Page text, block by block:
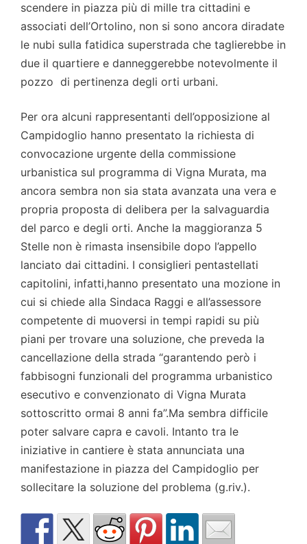
scendere in piazza più di mille tra cittadini e
associati dell’Ortolino, non si sono ancora diradate
le nubi sulla fatidica superstrada che taglierebbe in
due il quartiere e danneggerebbe notevolmente il
pozzo di pertinenza degli orti urbani.
Per ora alcuni rappresentanti dell’opposizione al
Campidoglio hanno presentato la richiesta di
convocazione urgente della commissione
urbanistica sul programma di Vigna Murata, ma
ancora sembra non sia stata avanzata una vera e
propria proposta di delibera per la salvaguardia
del parco e degli orti. Anche la maggioranza 5
Stelle non è rimasta insensibile dopo l’appello
lanciato dai cittadini. I consiglieri pentastellati
capitolini, infatti,hanno presentato una mozione in
cui si chiede alla Sindaca Raggi e all’assessore
competente di muoversi in tempi rapidi su più
piani per trovare una soluzione, che preveda la
cancellazione della strada “garantendo però i
fabbisogni funzionali del programma urbanistico
esecutivo e convenzionato di Vigna Murata
sottoscritto ormai 8 anni fa”.Ma sembra difficile
poter salvare capra e cavoli. Intanto tra le
iniziative in cantiere è stata annunciata una
manifestazione in piazza del Campidoglio per
sollecitare la soluzione del problema (g.riv.).